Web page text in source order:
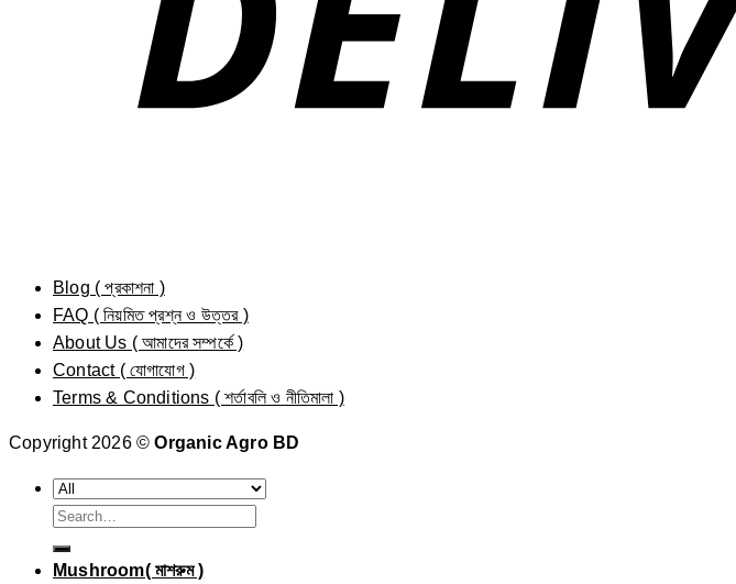
Blog ( প্রকাশনা )
FAQ ( নিয়মিত প্রশ্ন ও উত্তর )
About Us ( আমাদের সম্পর্কে )
Contact ( যোগাযোগ )
Terms & Conditions ( শর্তাবলি ও নীতিমালা )
Copyright 2026 ©Organic Agro BD
Search
for:
Mushroom( মাশরুম )